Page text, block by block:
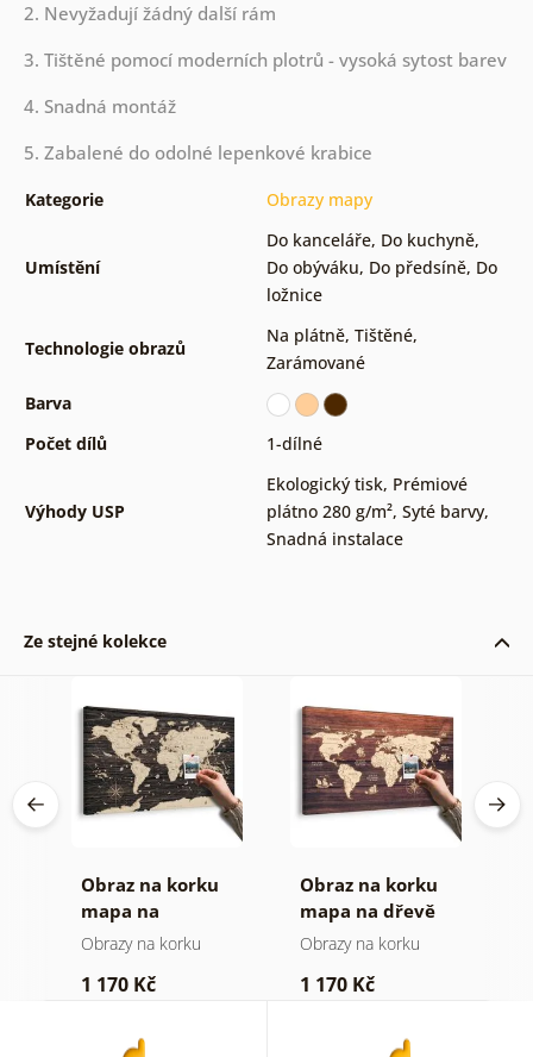
2. Nevyžadují žádný další rám
3. Tištěné pomocí moderních plotrů - vysoká sytost barev
4. Snadná montáž
5. Zabalené do odolné lepenkové krabice
Kategorie Obrazy mapy
Umístění
Do kanceláře, Do kuchyně,
Do obýváku, Do předsíně, Do
ložnice
Technologie obrazů
Na plátně, Tištěné,
Zarámované
Barva
Počet dílů
1-dílné
Výhody USP
Ekologický tisk, Prémiové
plátno 280 g/m², Syté barvy,
Snadná instalace
Ze stejné kolekce
Obraz na korku
mapa na
dřevěném pozadí
Obrazy na korku
1 170 Kč
Obraz na korku
mapa na dřevě
Obrazy na korku
1 170 Kč